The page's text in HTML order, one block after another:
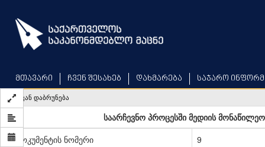
main
content
მთავარი ჩვენ შესახებ დახმარება საჯარო
უკან დაბრუნება
საარჩევნო პროცესში მედიის
დოკუმენტის ნომერი
9